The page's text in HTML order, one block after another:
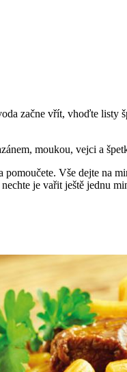
začne vřít, vhoďte listy
moukou, vejci a
Vše dejte na
je vařit ještě jednu